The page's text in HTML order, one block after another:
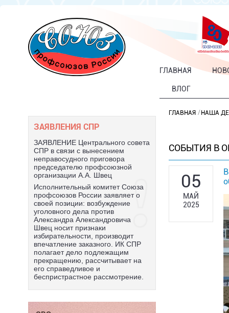
ГЛАВНАЯ
ВЛОГ
ЗАЯВЛЕНИЯ СПР
ЗАЯВЛЕНИЕ Центрального совета
СПР в связи с вынесением
неправосудного приговора
председателю профсоюзной
организации А.А. Швец
Исполнительный комитет Союза
профсоюзов России заявляет о
своей позиции: возбуждение
уголовного дела против
Александра Александровича
Швец носит признаки
избирательности, производит
впечатление заказного. ИК СПР
полагает дело подлежащим
прекращению, рассчитывает на
его справедливое и
беспристрастное рассмотрение.
ГЛАВНАЯ НАША
СОБЫТИЯ В
05
МАЙ
2025